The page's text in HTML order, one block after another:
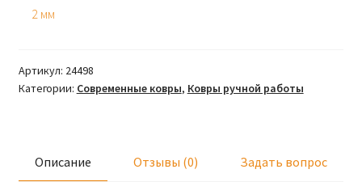
2 мм
Артикул: 24498
Категории: Современные ковры, Ковры ручной работы
Описание Отзывы (0) Задать вопрос